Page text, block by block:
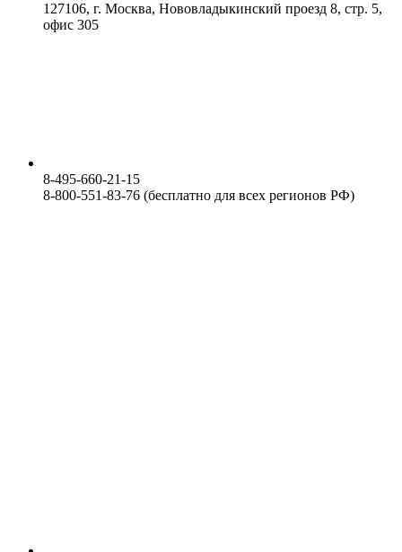
127106, г. Москва, Нововладыкинский проезд 8, стр. 5,
офис 305
8-495-660-21-15
8-800-551-83-76 (бесплатно для всех регионов РФ)